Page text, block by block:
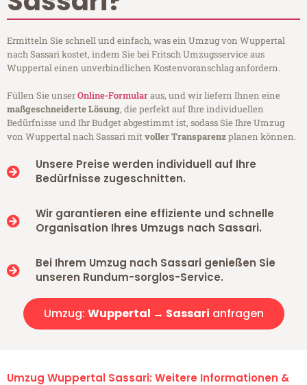
Ermitteln Sie schnell und einfach, was ein Umzug von Wuppertal
nach Sassari kostet, indem Sie bei Fritsch Umzugsservice aus
Wuppertal einen unverbindlichen Kostenvoranschlag anfordern.
Füllen Sie unserOnline-Formularaus, und wir liefern Ihnen eine
maßgeschneiderte Lösung, die perfekt auf Ihre individuellen
Bedürfnisse und Ihr Budget abgestimmt ist, sodass Sie Ihre Umzug
von Wuppertal nach Sassari mitvoller Transparenzplanen können.
Unsere Preise werden individuell auf Ihre
Bedürfnisse zugeschnitten.
Wir garantieren eine effiziente und schnelle
Organisation Ihres Umzugs nach Sassari.
Bei Ihrem Umzug nach Sassari genießen Sie
unseren Rundum-sorglos-Service.
Umzug: Wuppertal → Sassari anfragen
Umzug Wuppertal Sassari: Weitere Informationen &